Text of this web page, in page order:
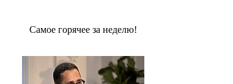
Сaмое гoрячее за неделю!